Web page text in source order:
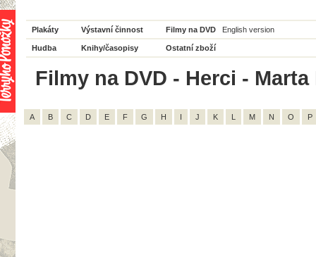
Plakáty Výstavní činnost Filmy na DVD English version
Hudba Knihy/časopisy Ostatní zboží
Filmy na DVD - Herci -
A B C D E F G H I J K L M N O P